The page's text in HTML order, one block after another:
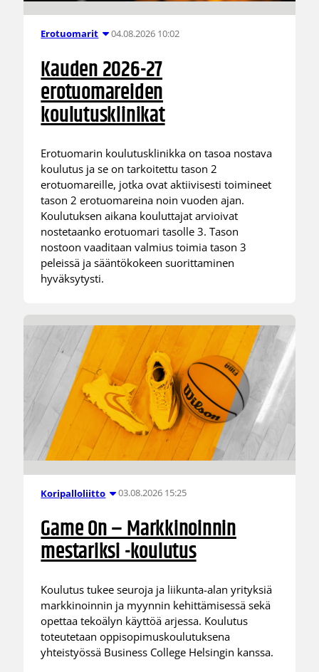
Erotuomarit 04.08.2026 10:02
Kauden 2026-27
erotuomareiden
koulutusklinikat
Erotuomarin koulutusklinikka on tasoa nostava
koulutus ja se on tarkoitettu tason 2
erotuomareille, jotka ovat aktiivisesti toimineet
tason 2 erotuomareina noin vuoden ajan.
Koulutuksen aikana kouluttajat arvioivat
nostetaanko erotuomari tasolle 3. Tason
nostoon vaaditaan valmius toimia tason 3
peleissä ja sääntökokeen suorittaminen
hyväksytysti.
Koripalloliitto 03.08.2026 15:25
Game On – Markkinoinnin
mestariksi -koulutus
Koulutus tukee seuroja ja liikunta-alan yrityksiä
markkinoinnin ja myynnin kehittämisessä sekä
opettaa tekoälyn käyttöä arjessa. Koulutus
toteutetaan oppisopimuskoulutuksena
yhteistyössä Business College Helsingin kanssa.